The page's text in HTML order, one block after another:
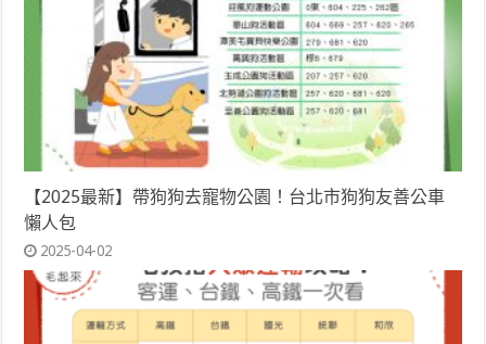
【2025最新】帶狗狗去寵物公園！台北市狗狗友善公車
懶人包
2025-04-02